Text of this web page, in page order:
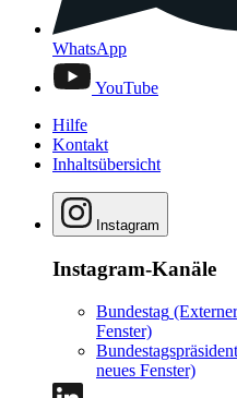
WhatsApp
YouTube
Hilfe
Kontakt
Inhaltsübersicht
Instagram
Instagram-Kanäle
Bundestag
Fenster)
neues Fenster)